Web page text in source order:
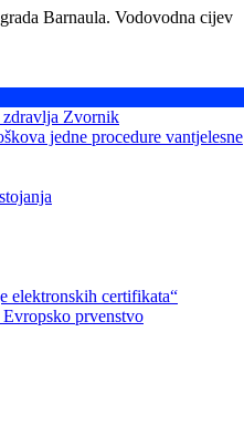
Barnaula. Vodovodna cijev
zdravlja Zvornik
jedne procedure vantjelesne
elektronskih certifikata“
prvenstvo